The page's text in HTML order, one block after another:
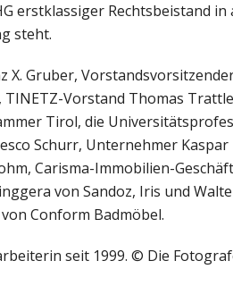
erstklassiger Rechtsbeistand in
steht.
X. Gruber,
Vorstand Thomas
Tirol, die
Schurr, Unternehmer
Carisma-Immobilien-
von Sandoz, Iris und
Conform Badmöbel.
seit 1999. © Die